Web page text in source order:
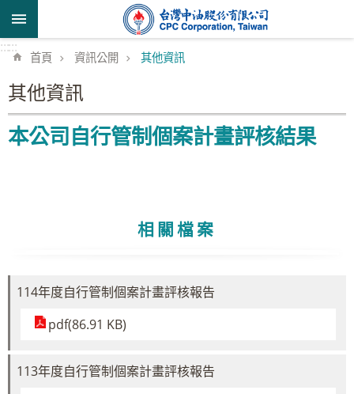
跳到主要內容區塊
::::::
首頁 資訊公開 其他資訊
其他資訊
本公司自行管制個案計畫評核結果
相關檔案
114年度自行管制個案計畫評核報告
pdf(86.91 KB)
113年度自行管制個案計畫評核報告